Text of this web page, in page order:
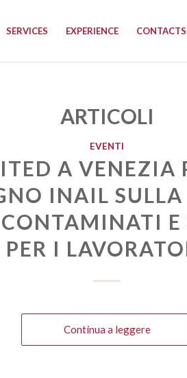
SERVICES EXPERIENCE CONTACTS
ARTICOLI
EVENTI
A VENEZIA
INAIL SULLA
E
PER I
Continua a leggere